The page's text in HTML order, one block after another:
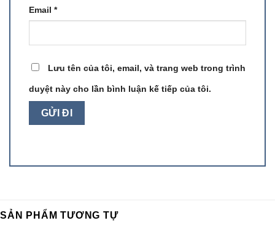
Email *
Lưu tên của tôi, email, và trang web trong trình
duyệt này cho lần bình luận kế tiếp của tôi.
SẢN PHẨM TƯƠNG TỰ